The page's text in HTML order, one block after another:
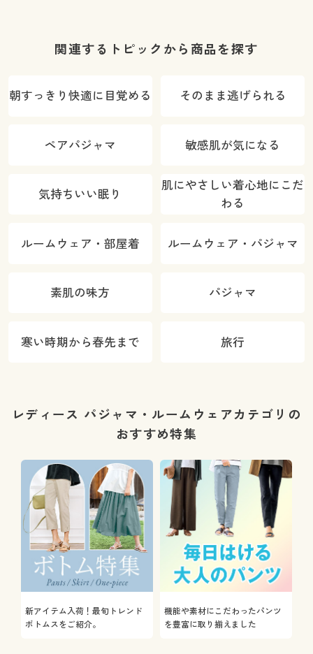
関連するトピックから商品を探す
朝すっきり快適に目覚める そのまま逃げられる
ペアパジャマ 敏感肌が気になる
気持ちいい眠り
肌にやさしい着心地にこだ
わる
ルームウェア・部屋着 ルームウェア・パジャマ
素肌の味方 パジャマ
寒い時期から春先まで 旅行
レディース パジャマ・ルームウェアカテゴリの
おすすめ特集
新アイテム入荷！最旬トレンド
ボトムスをご紹介。
機能や素材にこだわったパンツ
を豊富に取り揃えました